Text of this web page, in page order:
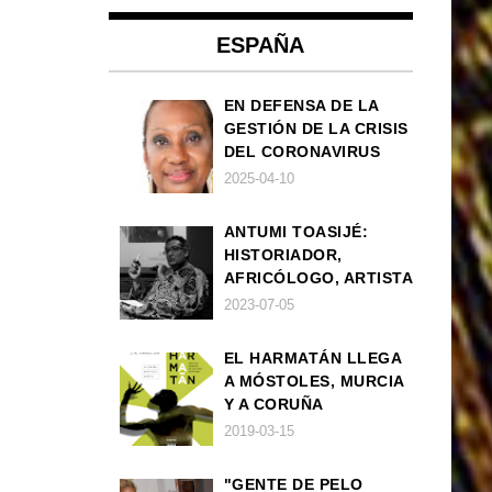
ESPAÑA
EN DEFENSA DE LA
GESTIÓN DE LA CRISIS
DEL CORONAVIRUS
POR PARTE DEL
2025-04-10
ANTUMI TOASIJÉ:
HISTORIADOR,
AFRICÓLOGO, ARTISTA
2023-07-05
EL HARMATÁN LLEGA
A MÓSTOLES, MURCIA
Y A CORUÑA
2019-03-15
"GENTE DE PELO